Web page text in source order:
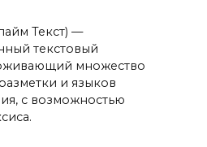
Текст) —
текстовый
множество
и языков
с возможностью